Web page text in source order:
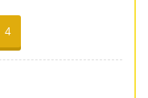
4